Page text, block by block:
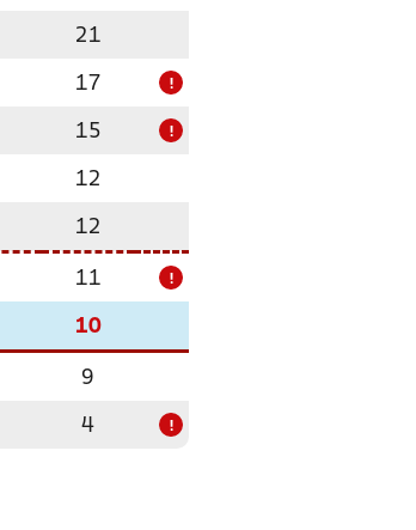
21
17 !
15 !
12
12
11 !
10
9
4 !